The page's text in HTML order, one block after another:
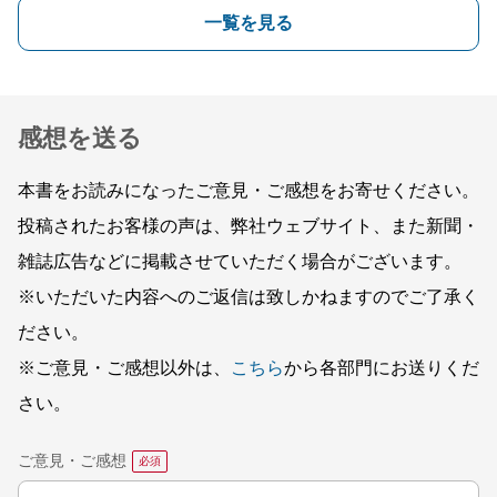
一覧を見る
感想を送る
本書をお読みになったご意見・ご感想をお寄せください。
投稿されたお客様の声は、弊社ウェブサイト、また新聞・
雑誌広告などに掲載させていただく場合がございます。
※いただいた内容へのご返信は致しかねますのでご了承く
ださい。
※ご意見・ご感想以外は、
こちらから各部門にお送りくだ
さい。
ご意見・ご感想